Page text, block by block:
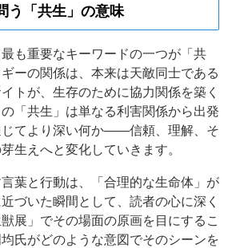
う「共生」の意味
最も重要なキーワードの一つが「共
ーの関係は、本来は天敵同士である
トが、生存のために協力関係を築く
「共生」は単なる利害関係から出発
じてより深い何か——信頼、理解、そ
生えへと変化していきます。
葉と行動は、「合理的な生命体」が
づいた瞬間として、読者の心に深く
展」でその場面の原画を目にするこ
氏がどのような意図でそのシーンを